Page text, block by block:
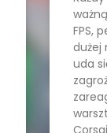
FPS,
dużej
uda